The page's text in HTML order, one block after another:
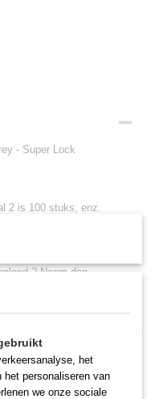
- Super Lock
2 is 100 stuks, enz.
systeem ?
u kosteloos advies
? Neem dan
voor een factuur met 0%
het
het personaliseren van
we onze sociale